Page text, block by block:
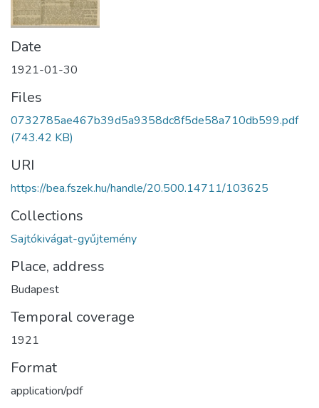
Date
1921-01-30
Files
0732785ae467b39d5a9358dc8f5de58a710db599.pdf
(743.42 KB)
URI
https://bea.fszek.hu/handle/20.500.14711/103625
Collections
Sajtókivágat-gyűjtemény
Place, address
Budapest
Temporal coverage
1921
Format
application/pdf